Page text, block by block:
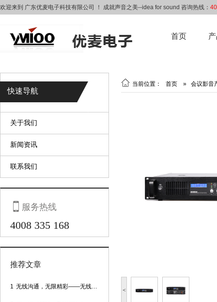
欢迎来到 广东优麦电子科技有限公司 ！ 成就声音之美--idea for sound 咨询热线：
首页
快速导航
关于我们
新闻资讯
联系我们
 服务热线
4008 335 168
推荐文章
1 无线沟通，无限精彩——无线会议话筒
 当前位置： 首页 » 会议影音
<